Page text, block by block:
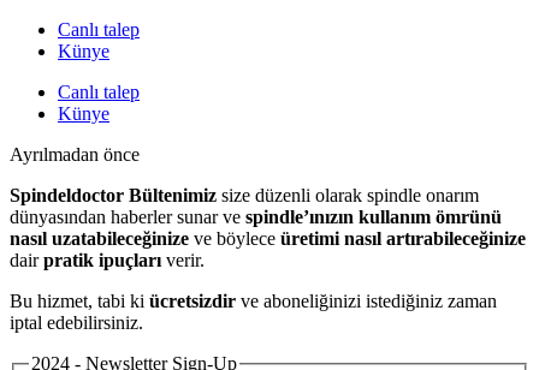
Canlı talep
Künye
Canlı talep
Künye
Ayrılmadan önce
Spindeldoctor Bültenimiz size düzenli olarak spindle onarım
dünyasından haberler sunar ve spindle’ınızın kullanım ömrünü
nasıl uzatabileceğinize ve böylece üretimi nasıl artırabileceğinize
dairpratik ipuçları verir.
Bu hizmet, tabi ki ücretsizdir ve aboneliğinizi istediğiniz zaman
iptal edebilirsiniz.
2024 - Newsletter Sign-Up